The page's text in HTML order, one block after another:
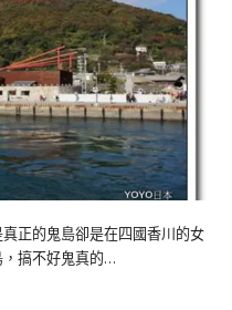
正的鬼島卻是在四國香川的女
搞不好鬼真的…